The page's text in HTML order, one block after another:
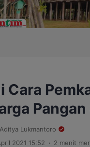
Cara
Aditya Lukmantoro
2021 15:52 . 2 menit